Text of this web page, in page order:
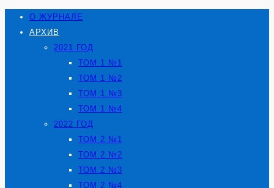
О ЖУРНАЛЕ
АРХИВ
2021 ГОД
ТОМ 1 №1
ТОМ 1 №2
ТОМ 1 №3
ТОМ 1 №4
2022 ГОД
ТОМ 2 №1
ТОМ 2 №2
ТОМ 2 №3
ТОМ 2 №4